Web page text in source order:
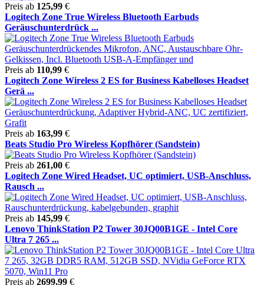
Preis ab 125,99 €
Logitech Zone True Wireless Bluetooth Earbuds
Geräuschunterdrück ...
Preis ab 110,99 €
Logitech Zone Wireless 2 ES for Business Kabelloses Headset
Gerä ...
Preis ab 163,99 €
Beats Studio Pro Wireless Kopfhörer (Sandstein)
Preis ab 261,00 €
Logitech Zone Wired Headset, UC optimiert, USB-Anschluss,
Rausch ...
Preis ab 145,99 €
Lenovo ThinkStation P2 Tower 30JQ00B1GE - Intel Core
Ultra 7 265 ...
Preis ab 2699,99 €